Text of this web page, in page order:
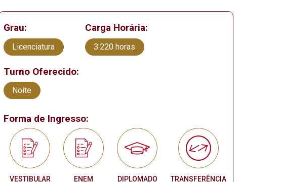
Grau:
Licenciatura
Carga Horária:
3.220 horas
Turno Oferecido:
Noite
Forma de Ingresso:
VESTIBULAR ENEM DIPLOMADO TRANSFERÊNCIA